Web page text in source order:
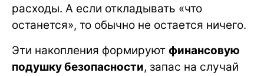
расходы. А если откладывать «что
останется», то обычно не остается ничего.
Эти накопления формируют финансовую
подушку безопасности, запас на случай